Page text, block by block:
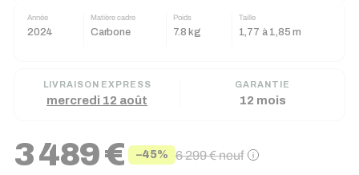
Année
2024
Matière cadre
Carbone
Poids
7.8 kg
Taille
1,77 à 1,85 m
LIVRAISON EXPRESS
mercredi 12 août
GARANTIE
12 mois
Prix
3 489 € −45%
Prix
6 299 €neuf